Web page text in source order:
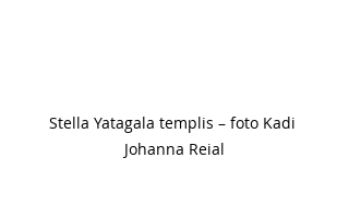
Stella Yatagala templis – foto Kadi
Johanna Reial